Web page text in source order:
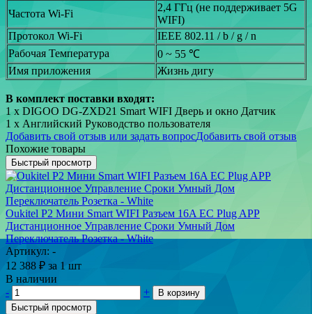
Частота Wi-Fi
2,4 ГГц (не поддерживает 5G
WIFI)
Протокол Wi-Fi
IEEE 802.11 / b / g / n
Рабочая Температура
0 ~ 55 ℃
Имя приложения
Жизнь дигу
В комплект поставки входят:
1 х DIGOO DG-ZXD21 Smart WIFI Дверь и окно Датчик
1 х Английский Руководство пользователя
Добавить свой отзыв или задать вопросДобавить свой отзыв
Похожие товары
Быстрый просмотр
Oukitel P2 Мини Smart WIFI Разъем 16A ЕС Plug APP
Дистанционное Управление Сроки Умный Дом
Переключатель Розетка - White
Артикул: -
12 388 ₽ за 1 шт
В наличии
-
+
В корзину
Быстрый просмотр